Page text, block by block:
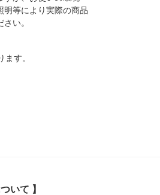
明等により実際の商品
い。
す。
いて 】